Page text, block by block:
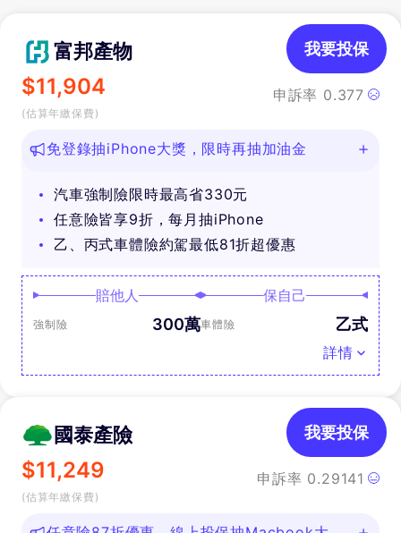
富邦產物
$11,904
(估算年繳保費)
申訴率 0.377
我要投保
免登錄抽iPhone大獎，限時再抽加油金
汽車強制險限時最高省330元
任意險皆享9折，每月抽iPhone
乙、丙式車體險約駕最低81折超優惠
賠他人
強制險 300萬
保自己
車體險 乙式
詳情
國泰產險
$11,249
(估算年繳保費)
申訴率 0.29141
我要投保